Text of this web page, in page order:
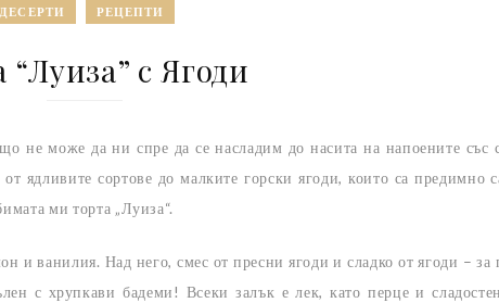
ДЕСЕРТИ РЕЦЕПТИ
“Луиза” с Ягоди
не може да ни спре да се насладим до насита на напоените със
ядливите сортове до малките горски ягоди, които са предимно
ми торта „Луиза“.
и ванилия. Над него, смес от пресни ягоди и сладко от ягоди – за
с хрупкави бадеми! Всеки залък е лек, като перце и